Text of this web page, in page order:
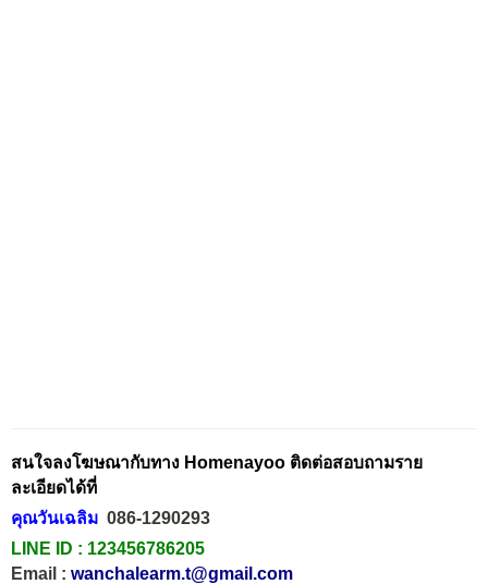
สนใจลงโฆษณากับทาง Homenayoo ติดต่อสอบถามราย
ละเอียดได้ที่
คุณวันเฉลิม 086-1290293
LINE ID : 123456786205
Email : wanchalearm.t@gmail.com